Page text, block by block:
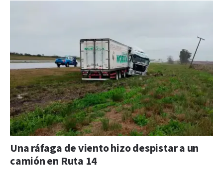
Una ráfaga de viento hizo despistar a un
camión en Ruta 14